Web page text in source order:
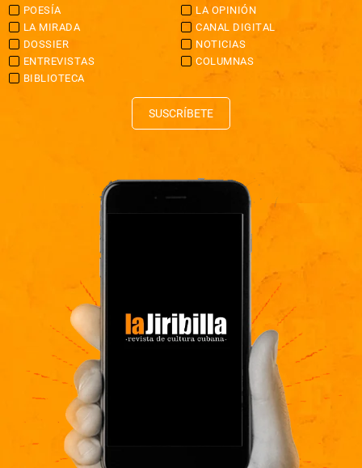
POESÍA
LA OPINIÓN
LA MIRADA
CANAL DIGITAL
DOSSIER
NOTICIAS
ENTREVISTAS
COLUMNAS
BIBLIOTECA
SUSCRÍBETE